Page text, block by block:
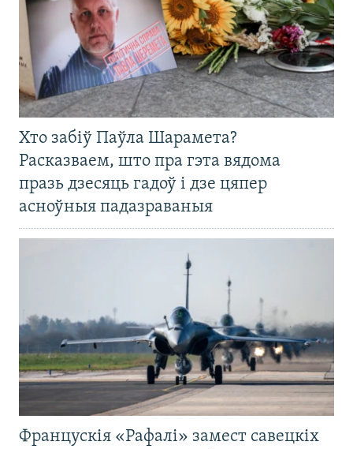
Хто забіў Паўла Шарамета?
Расказваем, што пра гэта вядома
празь дзесяць гадоў і дзе цяпер
асноўныя падазраваныя
Францускія «Рафалі» замест савецкіх